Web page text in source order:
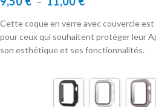
Cette coque en verre avec couvercle
pour ceux qui souhaitent protéger leur
son esthétique et ses fonctionnalités.